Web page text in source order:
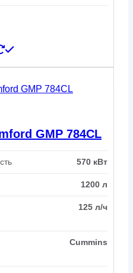
GMP 784CL
570 кВт
1200 л
125 л/ч
Cummins